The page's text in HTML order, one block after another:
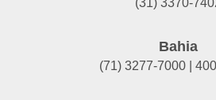
(31) 3370-
Bahia
(71) 3277-7000 |